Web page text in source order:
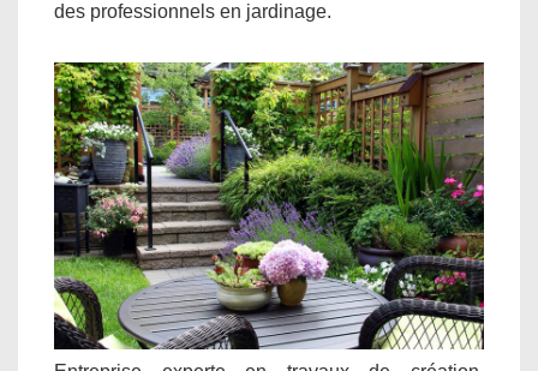
des professionnels en jardinage.